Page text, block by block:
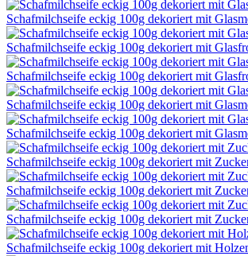
Schafmilchseife eckig 100g dekoriert mit
Schafmilchseife eckig 100g dekoriert mit
Schafmilchseife eckig 100g dekoriert mit
Schafmilchseife eckig 100g dekoriert mit
Schafmilchseife eckig 100g dekoriert mit
Schafmilchseife eckig 100g dekoriert mit
Schafmilchseife eckig 100g dekoriert mit
Schafmilchseife eckig 100g dekoriert mit
Schafmilchseife eckig 100g dekoriert mit